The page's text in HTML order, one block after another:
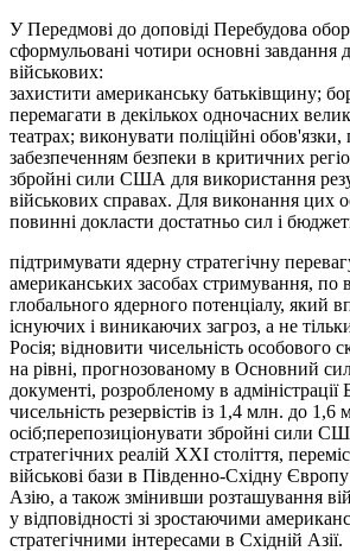
У Передмові до доповіді Перебудова
сформульовані чотири основні завдання
військових:
захистити американську батьківщину;
перемагати в декількох одночасних
театрах; виконувати поліційні обов'язки,
забезпеченням безпеки в критичних
збройні сили США для використання
військових справах. Для виконання цих
повинні докласти достатньо сил і
підтримувати ядерну стратегічну
американських засобах стримування,
глобального ядерного потенціалу, який
існуючих і виникаючих загроз, а не
Росія; відновити чисельність особового
на рівні, прогнозованому в Основний
документі, розробленому в адміністрації
чисельність резервістів із 1,4 млн. до 1,6
осіб;перепозиціонувати збройні сили
стратегічних реалій XXI століття,
військові бази в Південно-Східну
Азію, а також змінивши розташування
у відповідності зі зростаючими
стратегічними інтересами в Східній Азії.